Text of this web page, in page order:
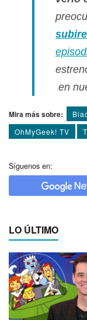
en
Mira más sobre:
OhMyGeek! TV
Síguenos en:
LO ÚLTIMO